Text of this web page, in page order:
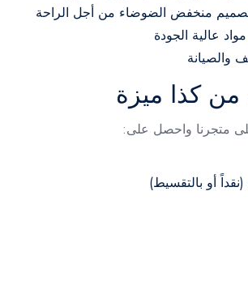
منخفض الضوضاء من أجل الراحة
عالية الجودة
والصيانة
من كذا ميزة
متجرنا واحصل على:
أو بالتقسيط)